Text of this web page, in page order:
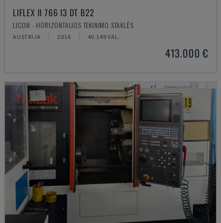
LIFLEX II 766 I3 DT B22
LICON - HORIZONTALIOS TEKINIMO STAKLĖS
AUSTRIJA 2016 40.148 VAL.
413.000 €